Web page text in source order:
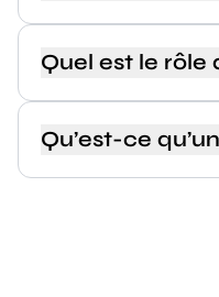
Quel est le rôle
Qu’est-ce